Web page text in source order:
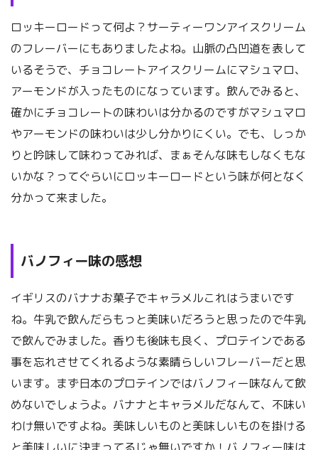
ロッキーロードって何よ？サーティーワンアイスクリーム
のフレーバーにもありましたよね。山脈の凸凹道を表して
いるそうで、チョコレートアイスクリームにマシュマロ、
アーモンドが入ったものになっています。飲んでみると、
確かにチョコレートの味わいは分かるのですがマシュマロ
やアーモンドの味わいは少し分かりにくい。でも、しっか
りと吟味して味わってみれば、まぁそんな味もしなくもな
いかな？ってぐらいにロッキーロードという味が何となく
分かって来ました。
バノフィー味の感想
イギリスのバナナお菓子でキャラメルこれはうまいです
ね。牛乳で飲んだらもっと美味いだろうと思ったので牛乳
で飲んでみました。香りも後味も良く、プロテインである
事を忘れさせてくれるような素晴らしいフレーバーだと思
います。まず日本のプロテインではバノフィー味なんて飲
めないでしょうよ。バナナとキャラメルだなんて、不味い
わけ無いですよね。美味しいものと美味しいものを掛ける